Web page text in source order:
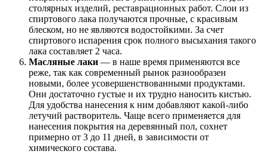
столярных изделий, реставрационных работ. Слои из
спиртового лака получаются прочные, с красивым
блеском, но не являются водостойкими. За счет
спиртового испарения срок полного высыхания такого
лака составляет 2 часа.
Масляные лаки — в наше время применяются все
реже, так как современный рынок разнообразен
новыми, более усовершенствованными продуктами.
Они достаточно густые и их трудно наносить кистью.
Для удобства нанесения к ним добавляют какой-либо
летучий растворитель. Чаще всего применяется для
нанесения покрытия на деревянный пол, сохнет
примерно от 3 до 11 дней, в зависимости от
химического состава.